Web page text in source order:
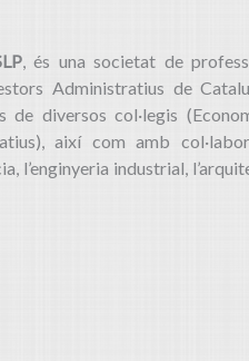
, és una societat de
Administratius de
diversos col·legis
així com amb
l’enginyeria industrial,